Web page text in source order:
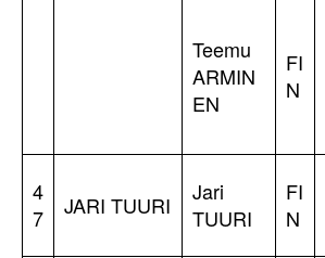
Teemu
ARMIN
EN
FI
N
4
7
JARI TUURI
Jari
TUURI
FI
N